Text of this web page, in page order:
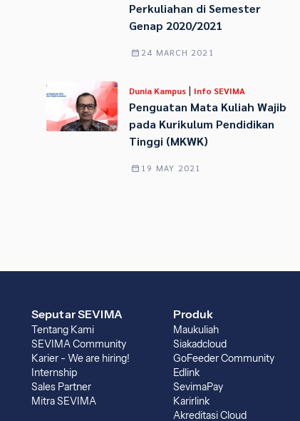
Perkuliahan di Semester
Genap 2020/2021
24 MARCH 2021
Dunia Kampus | Info SEVIMA
Penguatan Mata Kuliah Wajib
pada Kurikulum Pendidikan
Tinggi (MKWK)
19 MAY 2021
Seputar SEVIMA
Tentang Kami
SEVIMA Community
Karier - We are hiring!
Internship
Sales Partner
Mitra SEVIMA
Produk
Maukuliah
Siakadcloud
GoFeeder Community
Edlink
SevimaPay
Karirlink
Akreditasi Cloud